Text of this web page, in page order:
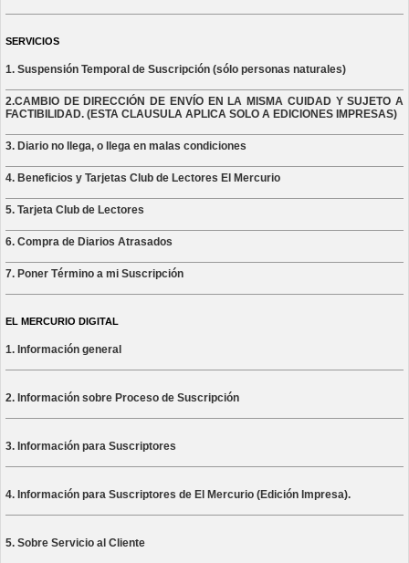
SERVICIOS
1. Suspensión Temporal de Suscripción (sólo personas naturales)
2.CAMBIO DE DIRECCIÓN DE ENVÍO EN LA MISMA CUIDAD Y SUJETO A
FACTIBILIDAD. (ESTA CLAUSULA APLICA SOLO A EDICIONES IMPRESAS)
3. Diario no llega, o llega en malas condiciones
4. Beneficios y Tarjetas Club de Lectores El Mercurio
5. Tarjeta Club de Lectores
6. Compra de Diarios Atrasados
7. Poner Término a mi Suscripción
EL MERCURIO DIGITAL
1. Información general
2. Información sobre Proceso de Suscripción
3. Información para Suscriptores
4. Información para Suscriptores de El Mercurio (Edición Impresa).
5. Sobre Servicio al Cliente